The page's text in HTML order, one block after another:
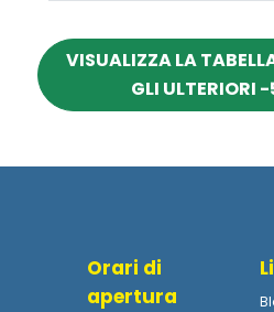
VISUALIZZA LA
GLI ULTERIORI
Orari di
apertura